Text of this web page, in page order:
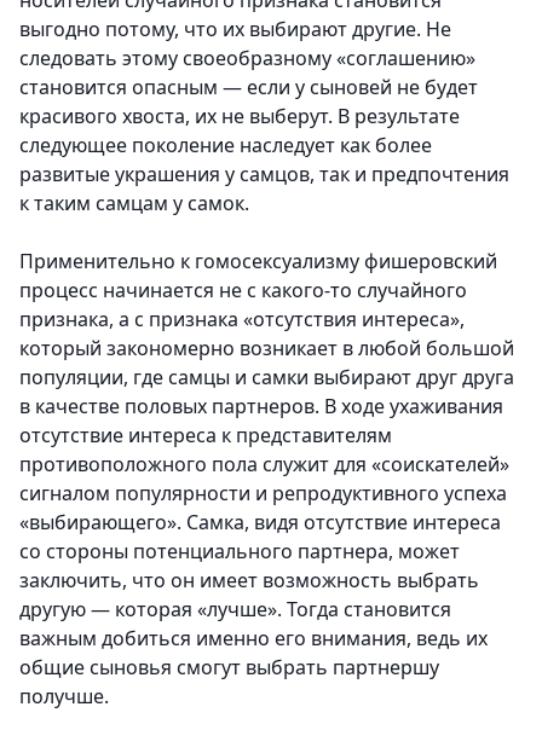
выгодно потому, что их выбирают другие. Не
следовать этому своеобразному «соглашению»
становится опасным — если у сыновей не будет
красивого хвоста, их не выберут. В результате
следующее поколение наследует как более
развитые украшения у самцов, так и предпочтения
к таким самцам у самок.
Применительно к гомосексуализму фишеровский
процесс начинается не с какого-то случайного
признака, а с признака «отсутствия интереса»,
который закономерно возникает в любой большой
популяции, где самцы и самки выбирают друг друга
в качестве половых партнеров. В ходе ухаживания
отсутствие интереса к представителям
противоположного пола служит для «соискателей»
сигналом популярности и репродуктивного успеха
«выбирающего». Самка, видя отсутствие интереса
со стороны потенциального партнера, может
заключить, что он имеет возможность выбрать
другую — которая «лучше». Тогда становится
важным добиться именно его внимания, ведь их
общие сыновья смогут выбрать партнершу
получше.